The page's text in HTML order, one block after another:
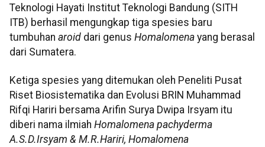
Teknologi Hayati Institut Teknologi Bandung (SITH
ITB) berhasil mengungkap tiga spesies baru
tumbuhan aroid dari genus Homalomena yang berasal
dari Sumatera.
Ketiga spesies yang ditemukan oleh Peneliti Pusat
Riset Biosistematika dan Evolusi BRIN Muhammad
Rifqi Hariri bersama Arifin Surya Dwipa Irsyam itu
diberi nama ilmiah Homalomena pachyderma
A.S.D.Irsyam & M.R.Hariri, Homalomena